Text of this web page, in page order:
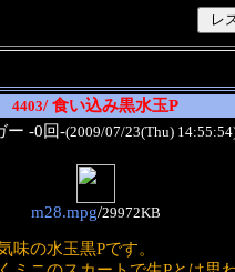
4403/ 食い込み黒水玉P
ー -0回-(2009/07/23(Thu)
m28.mpg/29972KB
味の水玉黒Pです。